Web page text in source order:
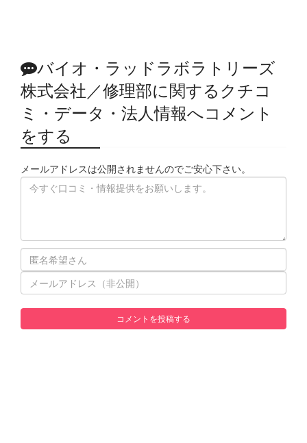
バイオ・ラッドラボラトリーズ
株式会社／修理部に関するクチコ
ミ・データ・法人情報へコメント
をする
メールアドレスは公開されませんのでご安心下さい。